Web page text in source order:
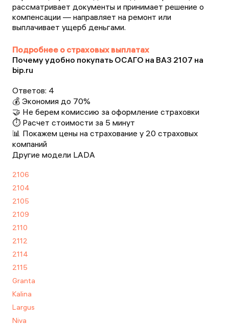
рассматривает документы и принимает решение о
компенсации — направляет на ремонт или
выплачивает ущерб деньгами.
Подробнее о страховых выплатах
Почему удобно покупать ОСАГО на ВАЗ 2107 на
bip.ru
Ответов: 4
💰 Экономия до 70%
🤝 Не берем комиссию за оформление страховки
⏱️ Расчет стоимости за 5 минут
📊 Покажем цены на страхование у 20 страховых
компаний
Другие модели LADA
2106
2104
2105
2109
2110
2112
2114
2115
Granta
Kalina
Largus
Niva